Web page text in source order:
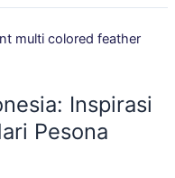
Inspirasi
Pesona